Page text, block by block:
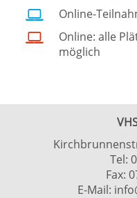
Online-
Online: alle
möglich
Tel:
Fax:
E-Mail: